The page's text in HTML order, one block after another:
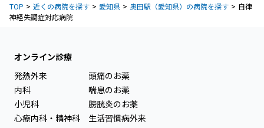
TOP 近くの病院を探す 愛知県 奥田駅（愛知県）の病院を探す
自律
神経失調症対応病院
オンライン診療
発熱外来
内科
小児科
心療内科・精神科
頭痛のお薬
喘息のお薬
膀胱炎のお薬
生活習慣病外来